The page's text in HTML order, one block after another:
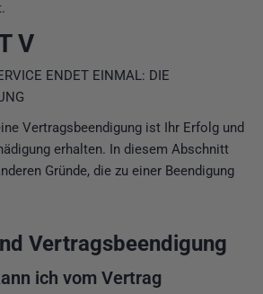
V
ENDET EINMAL: DIE
Vertragsbeendigung ist Ihr Erfolg und
erhalten. In diesem Abschnitt
Gründe, die zu einer Beendigung
Vertragsbeendigung
ich vom Vertrag